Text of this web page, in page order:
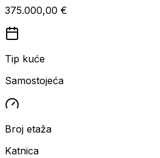
375.000,00 €
Tip kuće
Samostojeća
Broj etaža
Katnica